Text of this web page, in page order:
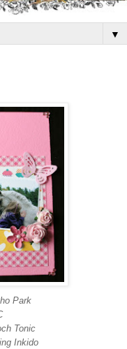
▼
Park
Tonic
Inkido